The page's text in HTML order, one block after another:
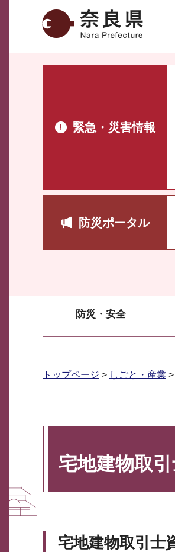
奈良県
緊急・災害情報
防災ポータル
防災・安全
トップページ > しごと・産業 >
宅地建物取
宅地建物取引士